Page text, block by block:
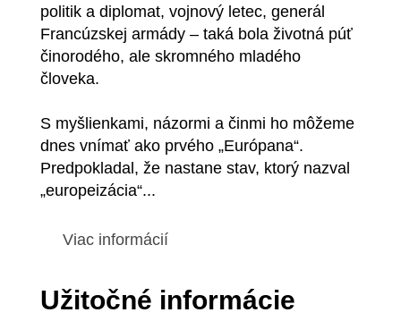
politik a diplomat, vojnový letec, generál
Francúzskej armády – taká bola životná púť
činorodého, ale skromného mladého
človeka.
S myšlienkami, názormi a činmi ho môžeme
dnes vnímať ako prvého „Európana“.
Predpokladal, že nastane stav, ktorý nazval
„europeizácia“...
Viac informácií
Užitočné informácie